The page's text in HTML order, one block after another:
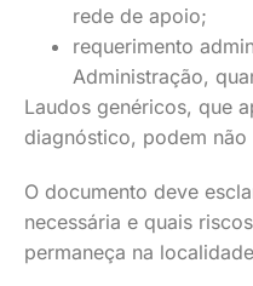
rede de apoio;
requerimento
Administração,
Laudos genéricos, que
diagnóstico, podem não
O documento deve
necessária e quais
permaneça na